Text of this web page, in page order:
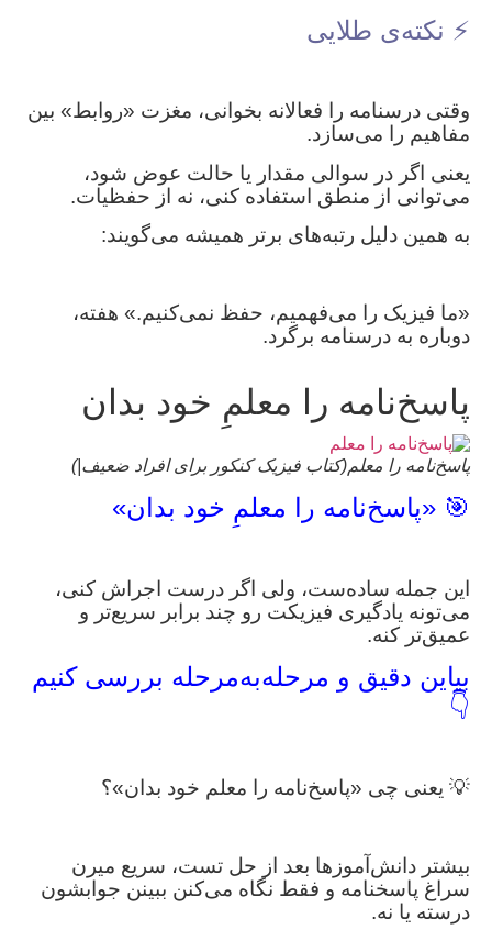
⚡ نکته‌ی طلایی
وقتی درسنامه را فعالانه بخوانی، مغزت «روابط» بین
مفاهیم را می‌سازد.
یعنی اگر در سوالی مقدار یا حالت عوض شود،
می‌توانی از منطق استفاده کنی، نه از حفظیات.
به همین دلیل رتبه‌های برتر همیشه می‌گویند:
«ما فیزیک را می‌فهمیم، حفظ نمی‌کنیم.» هفته،
دوباره به درسنامه برگرد.
پاسخ‌نامه را معلمِ خود بدان
پاسخ‌نامه را معلم(کتاب فیزیک کنکور برای افراد ضعیف|)
🎯 «پاسخ‌نامه را معلمِ خود بدان»
این جمله ساده‌ست، ولی اگر درست اجراش کنی،
می‌تونه یادگیری فیزیکت رو چند برابر سریع‌تر و
عمیق‌تر کنه.
بیاین دقیق و مرحله‌به‌مرحله بررسی کنیم
👇
💡 یعنی چی «پاسخ‌نامه را معلم خود بدان»؟
بیشتر دانش‌آموزها بعد از حل تست، سریع میرن
سراغ پاسخنامه و فقط نگاه می‌کنن ببینن جوابشون
درسته یا نه.